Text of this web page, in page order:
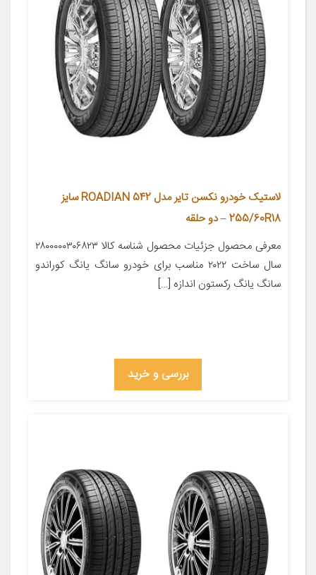
لاستیک خودرو نکسن تایر مدل ROADIAN 542 سایز
255/60R18 – دو حلقه
معرفی محصول جزئیات محصول شناسه کالا ۲۸۰۰۰۰۰۳۰۶۸۲۳
سال ساخت ۲۰۲۲ مناسب برای خودرو سانگ یانگ کوراندو
سانگ یانگ رکستون اندازه […]
بررسی و خرید